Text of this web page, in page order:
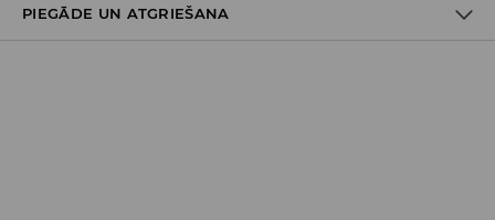
60% KOKVILNA, 40% POLIESTERIS
PIEGĀDE UN ATGRIEŠANA